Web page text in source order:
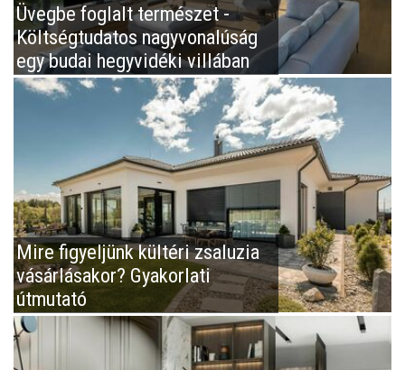
Üvegbe foglalt természet -
Költségtudatos nagyvonalúság
egy budai hegyvidéki villában
Mire figyeljünk kültéri zsaluzia
vásárlásakor? Gyakorlati
útmutató